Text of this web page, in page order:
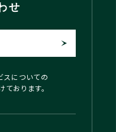
せ
スについての
おります。